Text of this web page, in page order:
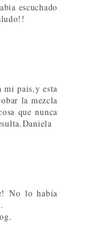
escuchado
mi pais,y esta
la mezcla
que nunca
No lo había